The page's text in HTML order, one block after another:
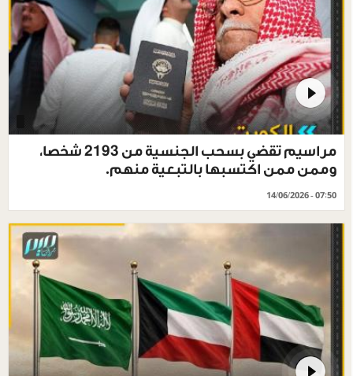
مراسيم تقضي بسحب الجنسية من 2193 شخصا،
وممن ممن اكتسبها بالتبعية منهم.
14/06/2026 - 07:50